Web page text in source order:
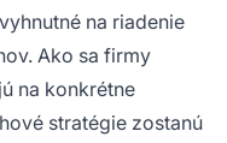
na riadenie
Ako sa firmy
na konkrétne
stratégie zostanú